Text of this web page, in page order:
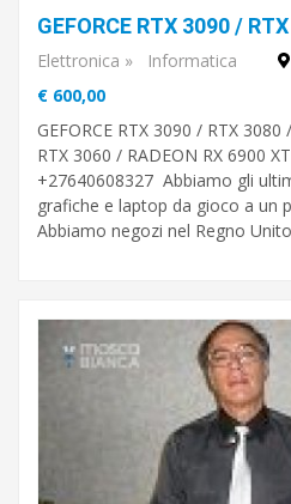
Elettronica » Informatica
€ 600,00
GEFORCE RTX 3090 / RTX
RTX 3060 / RADEON RX 6900
+27640608327 Abbiamo gli
grafiche e laptop da gioco a un
Abbiamo negozi nel Regno Unito